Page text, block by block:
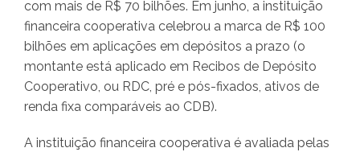
com mais de R$ 70 bilhões. Em junho, a instituição
financeira cooperativa celebrou a marca de R$ 100
bilhões em aplicações em depósitos a prazo (o
montante está aplicado em Recibos de Depósito
Cooperativo, ou RDC, pré e pós-fixados, ativos de
renda fixa comparáveis ao CDB).
A instituição financeira cooperativa é avaliada pelas